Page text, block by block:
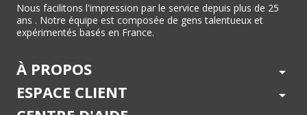
Nous facilitons l'impression par le service depuis plus de 25
ans . Notre équipe est composée de gens talentueux et
expérimentés basés en France.
À PROPOS arrow_drop_down
ESPACE CLIENT arrow_drop_down